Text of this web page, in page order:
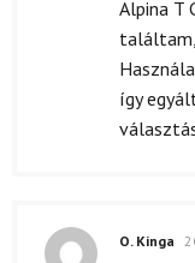
Alpina T
így
O. Kinga